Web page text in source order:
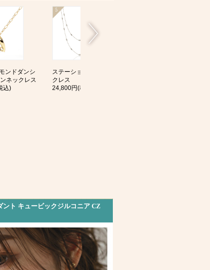
ト キュービックジルコニア CZ